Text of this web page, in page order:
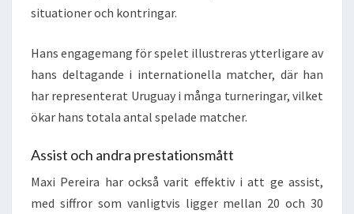
situationer och kontringar.
Hans engagemang för spelet illustreras ytterligare av
hans deltagande i internationella matcher, där han
har representerat Uruguay i många turneringar, vilket
ökar hans totala antal spelade matcher.
Assist och andra prestationsmått
Maxi Pereira har också varit effektiv i att ge assist,
med siffror som vanligtvis ligger mellan 20 och 30